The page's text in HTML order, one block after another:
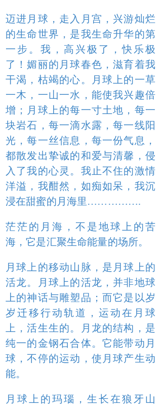
迈进月球，走入月宫，兴游灿烂
的生命世界，是我生命升华的第
一步。我，高兴极了，快乐极
了！媚丽的月球春色，滋育着我
干渴，枯竭的心。月球上的一草
一木，一山一水，能使我兴趣倍
增；月球上的每一寸土地，每一
块岩石，每一滴水露，每一线阳
光，每一丝信息，每一份气息，
都散发出挚诚的和爱与清馨，侵
入了我的心灵。我止不住的激情
洋溢，我酣然，如痴如呆，我沉
浸在甜蜜的月海里…………….
茫茫的月海，不是地球上的苦
海，它是汇聚生命能量的场所。
月球上的移动山脉，是月球上的
活龙。月球上的活龙，并非地球
上的神话与雕塑品；而它是以岁
岁迁移行动轨道，运动在月球
上，活生生的。月龙的结构，是
纯一的金钢石合体。它能带动月
球，不停的运动，使月球产生动
能。
月球上的玛瑙，生长在狼牙山